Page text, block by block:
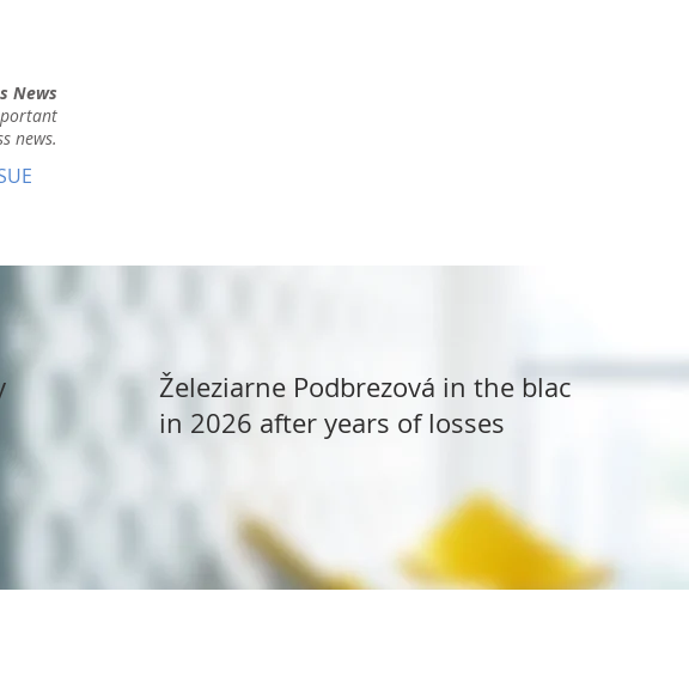
News
news.
Železiarne Podbrezová in the black
in 2026 after years of losses